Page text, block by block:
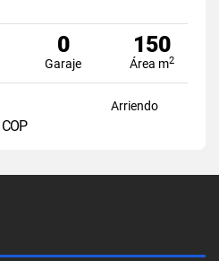
0
Garaje
150
Área m2
Arriendo
COP